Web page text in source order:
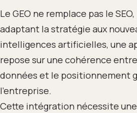
Le GEO ne remplace pas le
adaptant la stratégie aux
intelligences artificielles, une
repose sur une cohérence
données et le positionnement
l’entreprise.
Cette intégration nécessite